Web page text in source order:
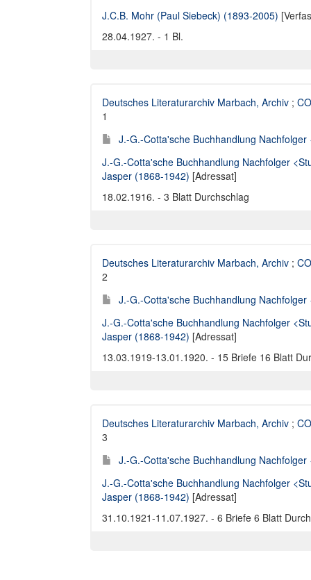
J.C.B. Mohr (Paul Siebeck) (1893-2005)
28.04.1927. - 1 Bl.
Deutsches Literaturarchiv Marbach, Archiv ;
1
J.-G.-Cotta'sche Buchhandlung
J.-G.-Cotta'sche Buchhandlung Nachfolger
Jasper (1868-1942) [Adressat]
18.02.1916. - 3 Blatt Durchschlag
Deutsches Literaturarchiv Marbach, Archiv ;
2
J.-G.-Cotta'sche Buchhandlung
J.-G.-Cotta'sche Buchhandlung Nachfolger
Jasper (1868-1942) [Adressat]
13.03.1919-13.01.1920. - 15 Briefe 16 Blatt
Deutsches Literaturarchiv Marbach, Archiv ;
3
J.-G.-Cotta'sche Buchhandlung
J.-G.-Cotta'sche Buchhandlung Nachfolger
Jasper (1868-1942) [Adressat]
31.10.1921-11.07.1927. - 6 Briefe 6 Blatt